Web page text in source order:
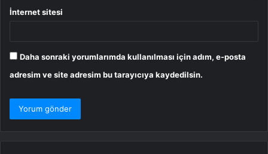
İnternet sitesi
Daha sonraki yorumlarımda kullanılması için adım, e-posta
adresim ve site adresim bu tarayıcıya kaydedilsin.